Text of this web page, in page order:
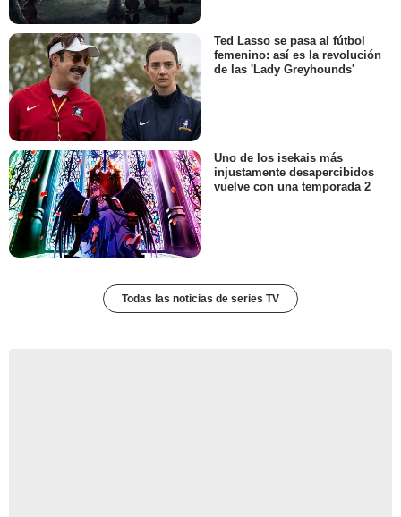
Ted Lasso se pasa al fútbol
femenino: así es la revolución
de las 'Lady Greyhounds'
Uno de los isekais más
injustamente desapercibidos
vuelve con una temporada 2
Todas las noticias de series TV